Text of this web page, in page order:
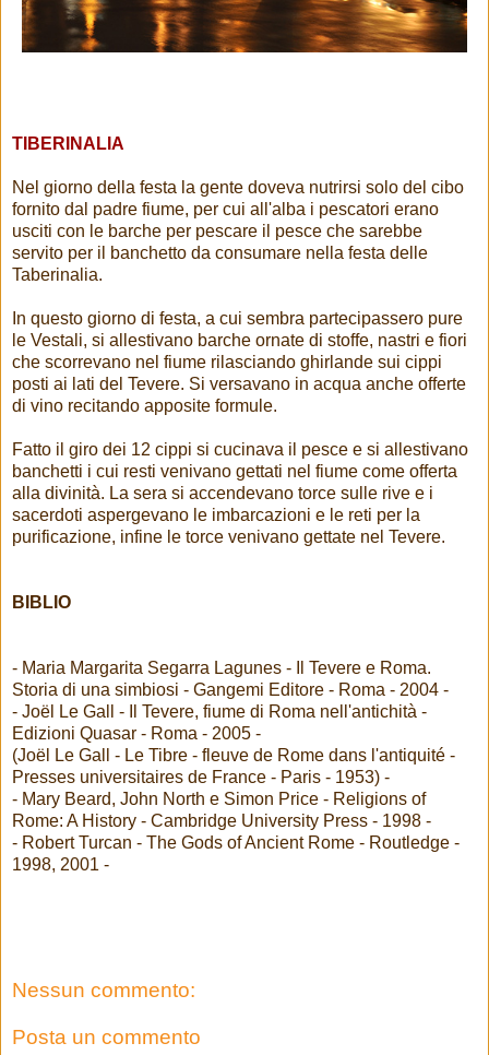
TIBERINALIA
Nel giorno della festa la gente doveva nutrirsi solo del cibo
fornito dal padre fiume, per cui all'alba i pescatori erano
usciti con le barche per pescare il pesce che sarebbe
servito per il banchetto da consumare nella festa delle
Taberinalia.
In questo giorno di festa, a cui sembra partecipassero pure
le Vestali, si allestivano barche ornate di stoffe, nastri e fiori
che scorrevano nel fiume rilasciando ghirlande sui cippi
posti ai lati del Tevere. Si versavano in acqua anche offerte
di vino recitando apposite formule.
Fatto il giro dei 12 cippi si cucinava il pesce e si allestivano
banchetti i cui resti venivano gettati nel fiume come offerta
alla divinità. La sera si accendevano torce sulle rive e i
sacerdoti aspergevano le imbarcazioni e le reti per la
purificazione, infine le torce venivano gettate nel Tevere.
BIBLIO
- Maria Margarita Segarra Lagunes - Il Tevere e Roma.
Storia di una simbiosi - Gangemi Editore - Roma - 2004 -
- Joël Le Gall - Il Tevere, fiume di Roma nell'antichità -
Edizioni Quasar - Roma - 2005 -
(Joël Le Gall - Le Tibre - fleuve de Rome dans l'antiquité -
Presses universitaires de France - Paris - 1953) -
- Mary Beard, John North e Simon Price - Religions of
Rome: A History - Cambridge University Press - 1998 -
- Robert Turcan - The Gods of Ancient Rome - Routledge -
1998, 2001 -
Nessun commento:
Posta un commento